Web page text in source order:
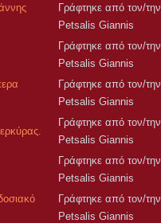
Γράφτηκε από τον/την
Petsalis Giannis
Γράφτηκε από τον/την
Petsalis Giannis
Γράφτηκε από τον/την
Petsalis Giannis
Γράφτηκε από τον/την
Petsalis Giannis
Γράφτηκε από τον/την
Petsalis Giannis
Γράφτηκε από τον/την
Petsalis Giannis